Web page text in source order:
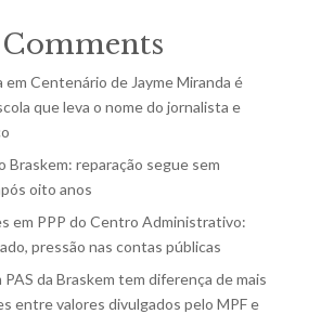
em Centenário de Jayme Miranda é
que leva o nome do jornalista e
Braskem: reparação segue sem
oito anos
em PPP do Centro Administrativo:
pressão nas contas públicas
PAS da Braskem tem diferença de mais
entre valores divulgados pelo MPF e